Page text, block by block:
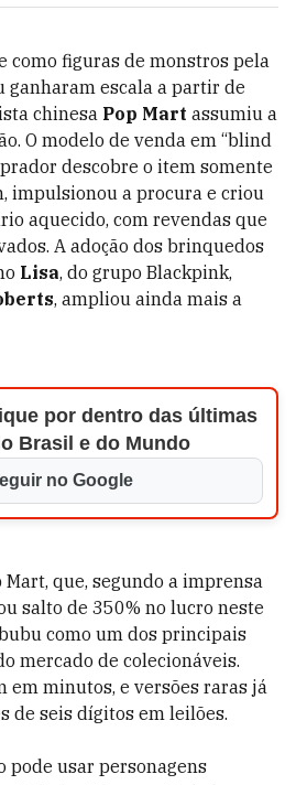
como figuras de monstros pela
ganharam escala a partir de
chinesa Pop Mart assumiu a
O modelo de venda em “blind
descobre o item somente
impulsionou a procura e criou
aquecido, com revendas que
A adoção dos brinquedos
Lisa, do grupo Blackpink,
, ampliou ainda mais a
por dentro das últimas
Brasil e do Mundo
no Google
Mart, que, segundo a imprensa
salto de 350% no lucro neste
como um dos principais
mercado de colecionáveis.
em minutos, e versões raras já
de seis dígitos em leilões.
pode usar personagens